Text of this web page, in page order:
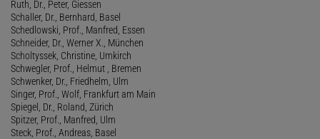
Ruth, Dr., Peter, Giessen
Schaller, Dr., Bernhard, Basel
Schedlowski, Prof., Manfred, Essen
Schneider, Dr., Werner X., München
Scholtyssek, Christine, Umkirch
Schwegler, Prof., Helmut , Bremen
Schwenker, Dr., Friedhelm, Ulm
Singer, Prof., Wolf, Frankfurt am Main
Spiegel, Dr., Roland, Zürich
Spitzer, Prof., Manfred, Ulm
Steck, Prof., Andreas, Basel